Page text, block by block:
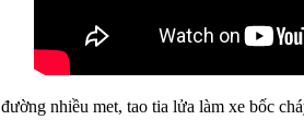
nhiều met, tao tia lửa làm xe bốc